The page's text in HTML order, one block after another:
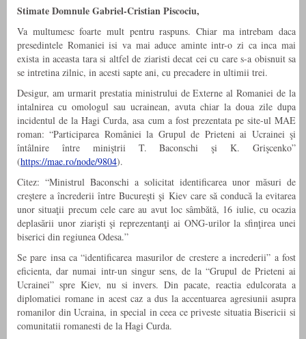
Stimate Domnule Gabriel-Cristian Piscociu,
Va multumesc foarte mult pentru raspuns. Chiar ma intrebam daca
presedintele Romaniei isi va mai aduce aminte intr-o zi ca inca mai
exista in aceasta tara si altfel de ziaristi decat cei cu care s-a obisnuit sa
se intretina zilnic, in acesti sapte ani, cu precadere in ultimii trei.
Desigur, am urmarit prestatia ministrului de Externe al Romaniei de la
intalnirea cu omologul sau ucrainean, avuta chiar la doua zile dupa
incidentul de la Hagi Curda, asa cum a fost prezentata pe site-ul MAE
roman: “Participarea României la Grupul de Prieteni ai Ucrainei şi
întâlnire între miniştrii T. Baconschi şi K. Grişcenko”
(https://mae.ro/node/9804).
Citez: “Ministrul Baconschi a solicitat identificarea unor măsuri de
creştere a încrederii între Bucureşti şi Kiev care să conducă la evitarea
unor situaţii precum cele care au avut loc sâmbătă, 16 iulie, cu ocazia
deplasării unor ziarişti şi reprezentanţi ai ONG-urilor la sfinţirea unei
biserici din regiunea Odesa.”
Se pare insa ca “identificarea masurilor de crestere a increderii” a fost
eficienta, dar numai intr-un singur sens, de la “Grupul de Prieteni ai
Ucrainei” spre Kiev, nu si invers. Din pacate, reactia edulcorata a
diplomatiei romane in acest caz a dus la accentuarea agresiunii asupra
romanilor din Ucraina, in special in ceea ce priveste situatia Bisericii si
comunitatii romanesti de la Hagi Curda.